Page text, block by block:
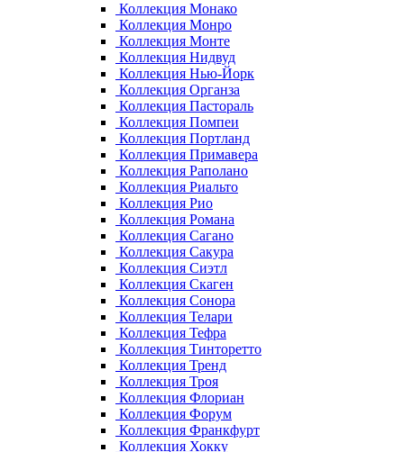
Коллекция Монако
Коллекция Монро
Коллекция Монте
Коллекция Нидвуд
Коллекция Нью-Йорк
Коллекция Органза
Коллекция Пастораль
Коллекция Помпеи
Коллекция Портланд
Коллекция Примавера
Коллекция Раполано
Коллекция Риальто
Коллекция Рио
Коллекция Романа
Коллекция Сагано
Коллекция Сакура
Коллекция Сиэтл
Коллекция Скаген
Коллекция Сонора
Коллекция Телари
Коллекция Тефра
Коллекция Тинторетто
Коллекция Тренд
Коллекция Троя
Коллекция Флориан
Коллекция Форум
Коллекция Франкфурт
Коллекция Хокку